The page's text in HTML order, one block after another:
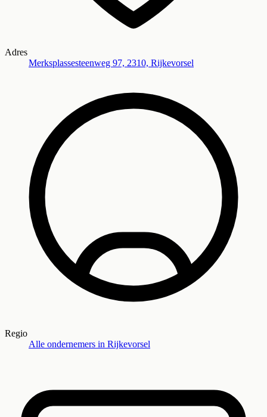
Adres
Merksplassesteenweg 97, 2310, Rijkevorsel
Regio
Alle ondernemers in Rijkevorsel